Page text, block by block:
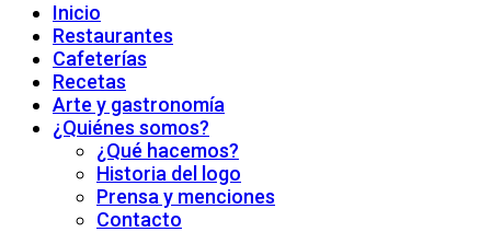
Inicio
Restaurantes
Cafeterías
Recetas
Arte y gastronomía
¿Quiénes somos?
¿Qué hacemos?
Historia del logo
Prensa y menciones
Contacto